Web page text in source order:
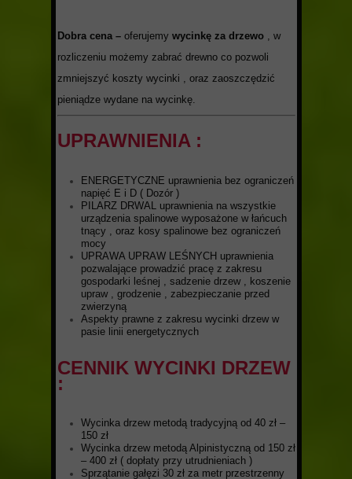
Dobra cena – oferujemy wycinkę za drzewo , w
rozliczeniu możemy zabrać drewno co pozwoli
zmniejszyć koszty wycinki , oraz zaoszczędzić
pieniądze wydane na wycinkę.
UPRAWNIENIA :
ENERGETYCZNE uprawnienia bez ograniczeń
napięć E i D ( Dozór )
PILARZ DRWAL uprawnienia na wszystkie
urządzenia spalinowe wyposażone w łańcuch
tnący , oraz kosy spalinowe bez ograniczeń
mocy
UPRAWA UPRAW LEŚNYCH uprawnienia
pozwalające prowadzić pracę z zakresu
gospodarki leśnej , sadzenie drzew , koszenie
upraw , grodzenie , zabezpieczanie przed
zwierzyną
Aspekty prawne z zakresu wycinki drzew w
pasie linii energetycznych
CENNIK WYCINKI DRZEW
:
Wycinka drzew metodą tradycyjną od 40 zł –
150 zł
Wycinka drzew metodą Alpinistyczną od 150 zł
– 400 zł ( dopłaty przy utrudnieniach )
Sprzątanie gałęzi 30 zł za metr przestrzenny